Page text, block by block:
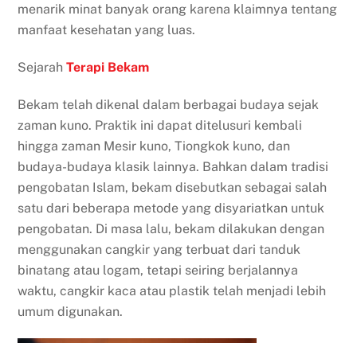
menarik minat banyak orang karena klaimnya tentang
manfaat kesehatan yang luas.
SejarahTerapi Bekam
Bekam telah dikenal dalam berbagai budaya sejak
zaman kuno. Praktik ini dapat ditelusuri kembali
hingga zaman Mesir kuno, Tiongkok kuno, dan
budaya-budaya klasik lainnya. Bahkan dalam tradisi
pengobatan Islam, bekam disebutkan sebagai salah
satu dari beberapa metode yang disyariatkan untuk
pengobatan. Di masa lalu, bekam dilakukan dengan
menggunakan cangkir yang terbuat dari tanduk
binatang atau logam, tetapi seiring berjalannya
waktu, cangkir kaca atau plastik telah menjadi lebih
umum digunakan.